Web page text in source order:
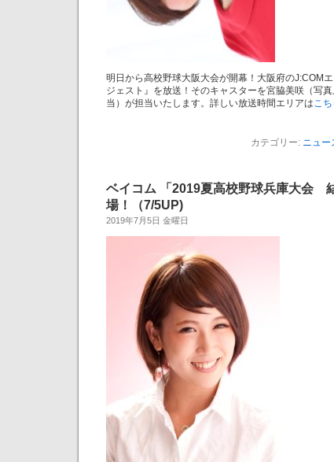
明日から高校野球大阪大会が開幕！大阪府のJ:COM
ジェスト』を放送！そのキャスターを宮脇美咲（
当）が担当いたします。詳しい放送時間エリアはこち
カテゴリー: ニュー
ベイコム 「2019夏高校野球兵庫大会
場！（7/5UP)
2019年7月5日 金曜日